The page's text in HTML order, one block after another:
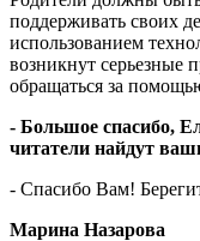
поддерживать своих
использованием
возникнут серьезные
обращаться за
- Большое спасибо,
читатели найдут
- Спасибо Вам!
Марина Назарова